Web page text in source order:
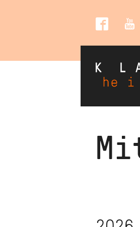
Social